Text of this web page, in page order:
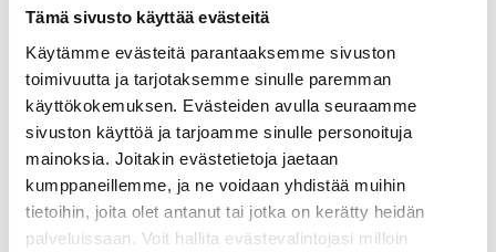
Tämä sivusto käyttää evästeitä
Käytämme evästeitä parantaaksemme sivuston
toimivuutta ja tarjotaksemme sinulle paremman
käyttökokemuksen. Evästeiden avulla seuraamme
sivuston käyttöä ja tarjoamme sinulle personoituja
mainoksia. Joitakin evästetietoja jaetaan
kumppaneillemme, ja ne voidaan yhdistää muihin
tietoihin, joita olet antanut tai jotka on kerätty heidän
palveluissaan. Voit hallita evästevalintojasi milloin